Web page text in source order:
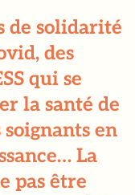
de solidarité
des
qui se
la santé de
en
La
pas être